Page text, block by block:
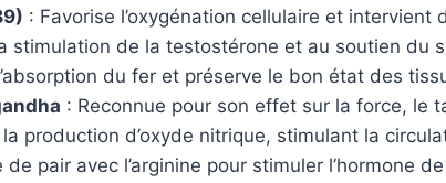
: Favorise l’oxygénation cellulaire et
stimulation de la testostérone et au soutien du
du fer et préserve le bon état des
: Reconnue pour son effet sur la force, le
production d’oxyde nitrique, stimulant la
pair avec l’arginine pour stimuler l’hormone